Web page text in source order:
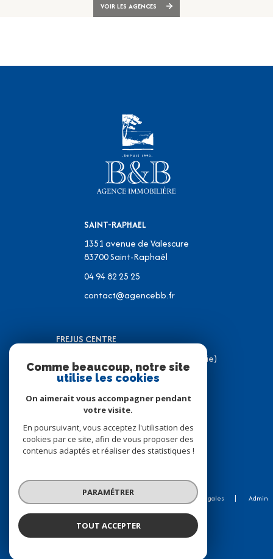
VOIR LES AGENCES
SAINT-RAPHAEL
1351 avenue de Valescure
83700Saint-Raphaël
04 94 82 25 25
contact@agencebb.fr
FREJUS CENTRE
31 Place J.C Formigé (Place de la Mairie)
83600 Fréjus
contact@agencebb.fr
© 2026 | Tous droits réservés
Nos partenaires Mentions légales
Admin
Comme beaucoup, notre site
utilise les cookies
On aimerait vous accompagner pendant
votre visite.
En poursuivant, vous acceptez l'utilisation des
cookies par ce site, afin de vous proposer des
contenus adaptés et réaliser des statistiques !
PARAMÉTRER
TOUT ACCEPTER